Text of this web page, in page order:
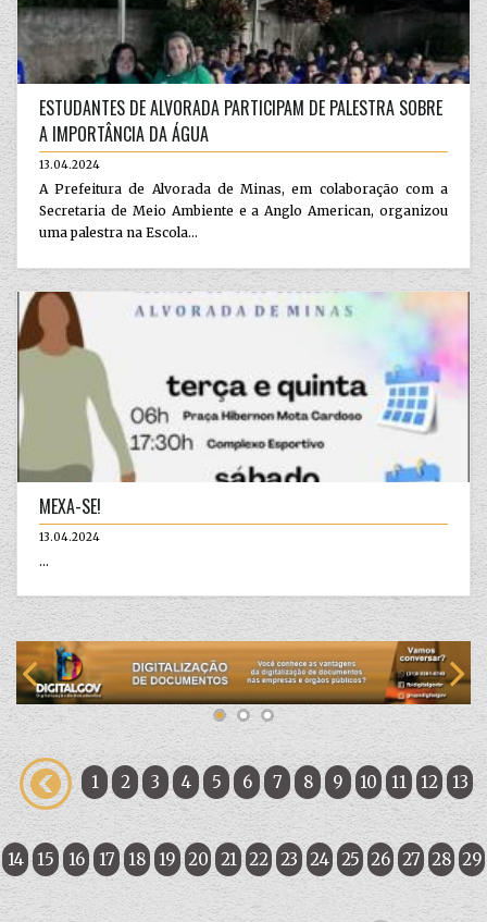
ESTUDANTES DE ALVORADA PARTICIPAM DE PALESTRA SOBRE
A IMPORTÂNCIA DA ÁGUA
13.04.2024
A Prefeitura de Alvorada de Minas, em colaboração com a
Secretaria de Meio Ambiente e a Anglo American, organizou
uma palestra na Escola...
MEXA-SE!
13.04.2024
...
1 2 3 4 5 6 7 8 9 10 11 12 13
14 15 16 17 18 19 20 21 22 23 24 25 26 27 28 29